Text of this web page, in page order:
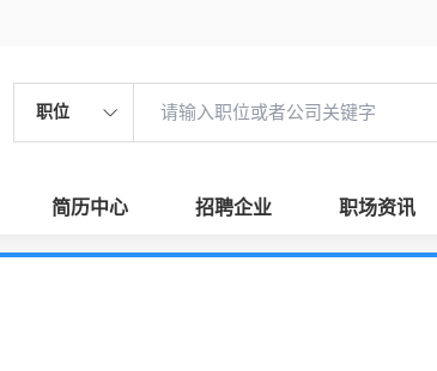
职位
简历中心 招聘企业 职场资讯